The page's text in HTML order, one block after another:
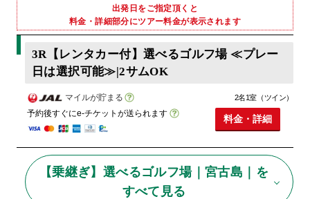
出発日をご指定頂くと
料金・詳細部分にツアー料金が表示されます
3R【レンタカー付】選べるゴルフ場 ≪プレー
日は選択可能≫|2サムOK
マイルが貯まる
予約後すぐにe-チケットが送られます
2名1室（ツイン）
料金・詳細
【乗継ぎ】選べるゴルフ場｜宮古島｜を
すべて見る